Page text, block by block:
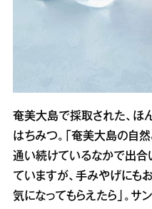
奄美大島で採取された、ほ
はちみつ。「奄美大島の自
通い続けているなかで出合
ていますが、手みやげにも
気になってもらえたら」。